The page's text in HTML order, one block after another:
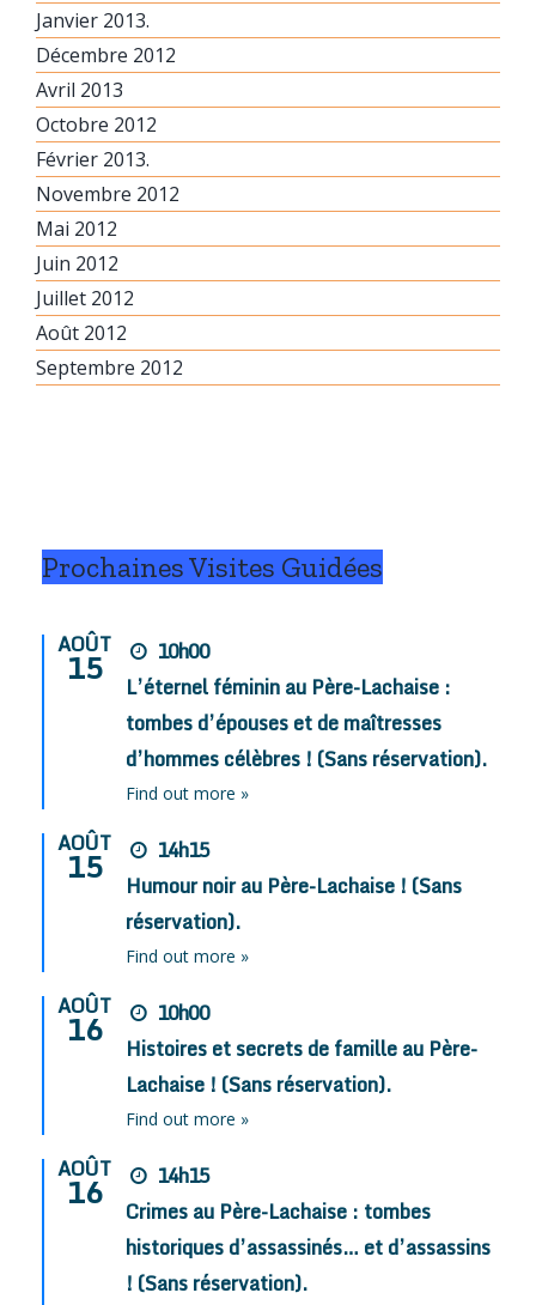
Janvier 2013.
Décembre 2012
Avril 2013
Octobre 2012
Février 2013.
Novembre 2012
Mai 2012
Juin 2012
Juillet 2012
Août 2012
Septembre 2012
Prochaines Visites Guidées
AOÛT
15
10h00
L’éternel féminin au Père-Lachaise :
tombes d’épouses et de maîtresses
d’hommes célèbres ! (Sans réservation).
Find out more »
AOÛT
15
14h15
Humour noir au Père-Lachaise ! (Sans
réservation).
Find out more »
AOÛT
16
10h00
Histoires et secrets de famille au Père-
Lachaise ! (Sans réservation).
Find out more »
AOÛT
16
14h15
Crimes au Père-Lachaise : tombes
historiques d’assassinés… et d’assassins
! (Sans réservation).